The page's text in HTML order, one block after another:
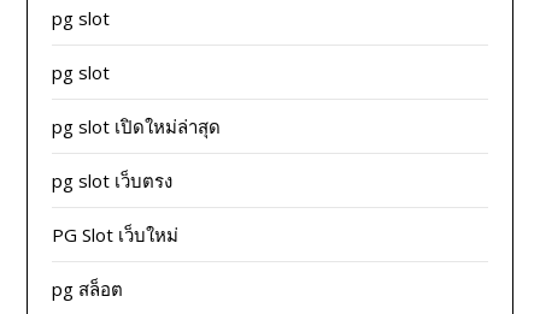
pg slot
pg slot
pg slot เปิดใหม่ล่าสุด
pg slot เว็บตรง
PG Slot เว็บใหม่
pg สล็อต